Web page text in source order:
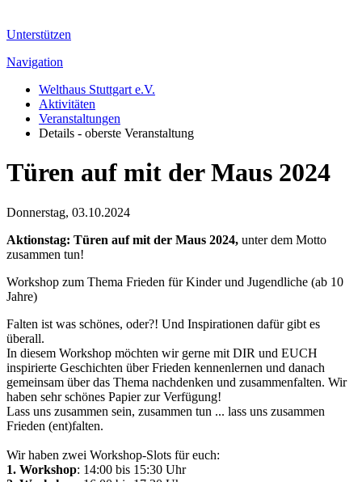
Unterstützen
Navigation
Welthaus Stuttgart e.V.
Aktivitäten
Veranstaltungen
Details - oberste Veranstaltung
Türen auf mit der Maus 2024
Donnerstag, 03.10.2024
Aktionstag: Türen auf mit der Maus 2024, unter dem Motto
zusammen tun!
Workshop zum Thema Frieden für Kinder und Jugendliche (ab 10
Jahre)
Falten ist was schönes, oder?! Und Inspirationen dafür gibt es
überall.
In diesem Workshop möchten wir gerne mit DIR und EUCH
inspirierte Geschichten über Frieden kennenlernen und danach
gemeinsam über das Thema nachdenken und zusammenfalten. Wir
haben sehr schönes Papier zur Verfügung!
Lass uns zusammen sein, zusammen tun ... lass uns zusammen
Frieden (ent)falten.
Wir haben zwei Workshop-Slots für euch:
1. Workshop: 14:00 bis 15:30 Uhr